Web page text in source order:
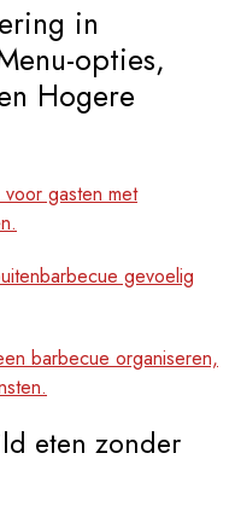
in
opties,
Hogere
gasten met
gevoelig
barbecue organiseren,
eten zonder